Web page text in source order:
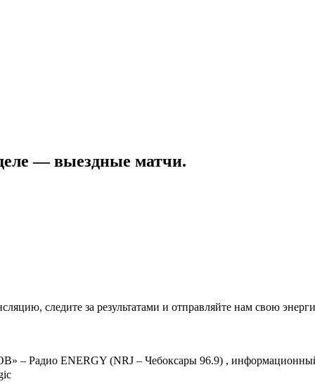
— выездные матчи.
следите за результатами и отправляйте нам свою
– Радио ENERGY (NRJ – Чебоксары 96.9) ,